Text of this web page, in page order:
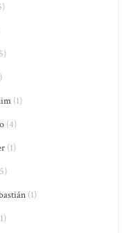
(1)
(4)
(1)
(1)